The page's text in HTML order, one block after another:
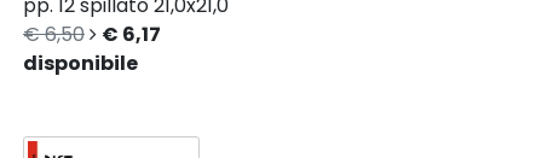
€ 6,50
€ 6,17
disponibile